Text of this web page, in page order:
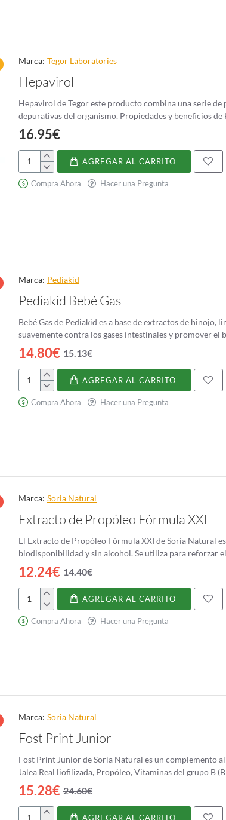
Marca: Tegor Laboratories
Hepavirol
Hepavirol de Tegor este producto combina una serie
depurativas del organismo.
16.95€
Hepavirol
AGREGAR AL CARRITO
Compra Ahora Hacer una Pregunta
Marca: Pediakid
Pediakid Bebé Gas
Bebé Gas de Pediakid es a base de extractos de
suavemente contra los gases intestinales y promover el
14.80€ 15.13€
Pediakid
Bebé
AGREGAR AL CARRITO
Compra Ahora Hacer una Pregunta
Marca: Soria Natural
Extracto de Propóleo Fórmula XXI
El Extracto de Propóleo Fórmula XXI de Soria Natural
biodisponibilidad y sin alcohol. Se utiliza para reforzar
12.24€ 14.40€
Extracto
de
AGREGAR AL CARRITO
Compra Ahora Hacer una Pregunta
Marca: Soria Natural
Fost Print Junior
Fost Print Junior de Soria Natural es un complemento
Jalea Real liofilizada, Propóleo, Vitaminas del grupo B
15.28€ 24.60€
AGREGAR AL CARRITO